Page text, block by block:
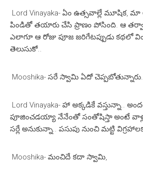
Lord Vinayaka- ఏం ఉత్సవాల్లే మూషిక, మా
పిండితో తయారు చేసి ప్రాణం పోసింది. ఆ
ఎలాగూ ఆ రోజు పూజ జరిగేటప్పుడు కథలో
తెలుసుకో..
Mooshika- సరే స్వామి ఏదో చెప్పబోతున్నారు.
Lord Vinayaka- హా అక్కడికే వస్తున్నా..
పూజించడయ్యా నేనేంతో సంతోషిస్తా అంటే వాళ్ల
సర్లే అనుకున్నా.. పసుపు నుంచి మట్టి
Mooshika- మంచిదే కదా స్వామి,